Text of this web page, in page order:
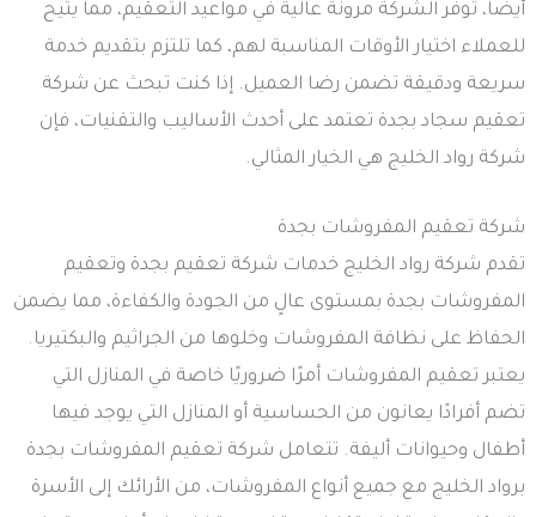
أيضًا، توفر الشركة مرونة عالية في مواعيد التعقيم، مما يتيح
للعملاء اختيار الأوقات المناسبة لهم، كما تلتزم بتقديم خدمة
سريعة ودقيقة تضمن رضا العميل. إذا كنت تبحث عن شركة
تعقيم سجاد بجدة تعتمد على أحدث الأساليب والتقنيات، فإن
شركة رواد الخليج هي الخيار المثالي.
شركة تعقيم المفروشات بجدة
تقدم شركة رواد الخليج خدمات شركة تعقيم بجدة وتعقيم
المفروشات بجدة بمستوى عالٍ من الجودة والكفاءة، مما يضمن
الحفاظ على نظافة المفروشات وخلوها من الجراثيم والبكتيريا.
يعتبر تعقيم المفروشات أمرًا ضروريًا خاصة في المنازل التي
تضم أفرادًا يعانون من الحساسية أو المنازل التي يوجد فيها
أطفال وحيوانات أليفة. تتعامل شركة تعقيم المفروشات بجدة
برواد الخليج مع جميع أنواع المفروشات، من الأرائك إلى الأسرة